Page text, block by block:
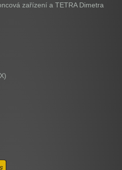
zařízení a TETRA Dimetra